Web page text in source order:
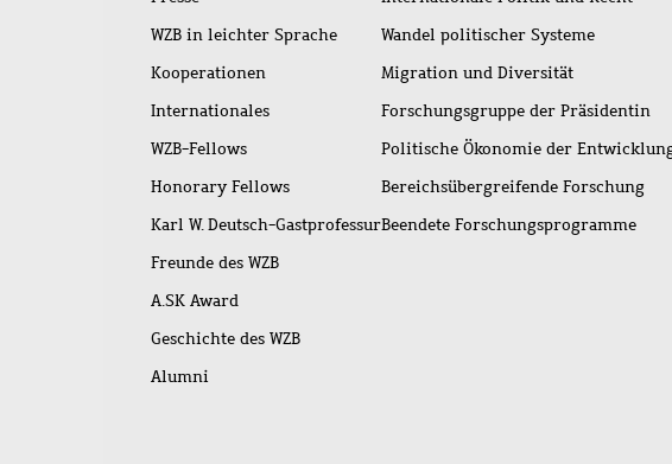
WZB in leichter Sprache
Kooperationen
Internationales
WZB-Fellows
Honorary Fellows
Karl W. Deutsch-Gastprofessur
Freunde des WZB
A.SK Award
Geschichte des WZB
Alumni
Wandel politischer Systeme
Migration und Diversität
Forschungsgruppe der Präsidentin
Politische Ökonomie der
Bereichsübergreifende Forschung
Beendete Forschungsprogramme